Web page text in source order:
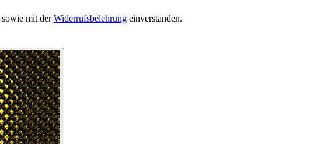
sowie mit derWiderrufsbelehrung einverstanden.